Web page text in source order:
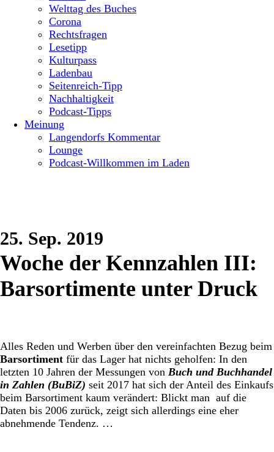
Welttag des Buches
Corona
Rechtsfragen
Lesetipp
Kulturpass
Ladenbau
Seitenreich-Tipp
Nachhaltigkeit
Podcast-Tipps
Meinung
Langendorfs Kommentar
Lounge
Podcast-Willkommen im Laden
25. Sep. 2019
Woche der Kennzahlen III:
Barsortimente unter Druck
Alles Reden und Werben über den vereinfachten Bezug beim
Barsortiment für das Lager hat nichts geholfen: In den
letzten 10 Jahren der Messungen von Buch und Buchhandel
in Zahlen (BuBiZ) seit 2017 hat sich der Anteil des Einkaufs
beim Barsortiment kaum verändert: Blickt man auf die
Daten bis 2006 zurück, zeigt sich allerdings eine eher
abnehmende Tendenz. …